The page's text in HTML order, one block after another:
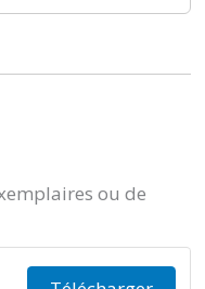
ou de